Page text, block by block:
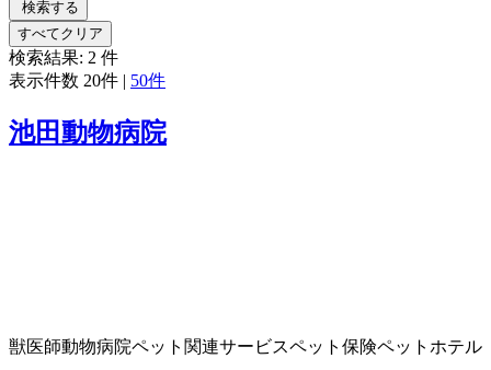
検索する
すべてクリア
検索結果: 2 件
表示件数 20件 | 50件
池田動物病院
獣医師動物病院ペット関連サービスペット保険ペットホテル